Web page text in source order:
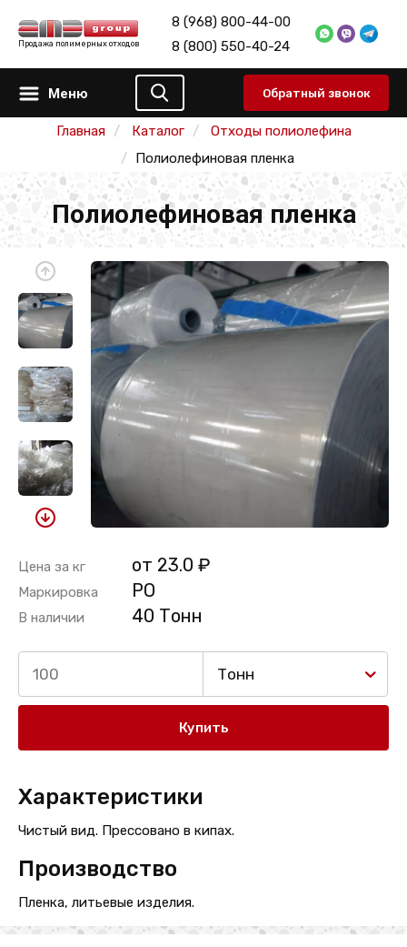
Продажа полимерных отходов
8 (968) 800-44-00
8 (800) 550-40-24
Меню Обратный звонок
Главная Каталог
Отходы полиолефина
Полиолефиновая пленка
Полиолефиновая пленка
Цена за кг от 23.0 ₽
Маркировка PO
В наличии 40 Тонн
Тонн
Купить
Характеристики
Чистый вид. Прессовано в кипах.
Производство
Пленка, литьевые изделия.